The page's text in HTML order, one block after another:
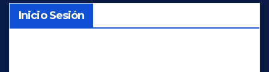
Inicio Sesión